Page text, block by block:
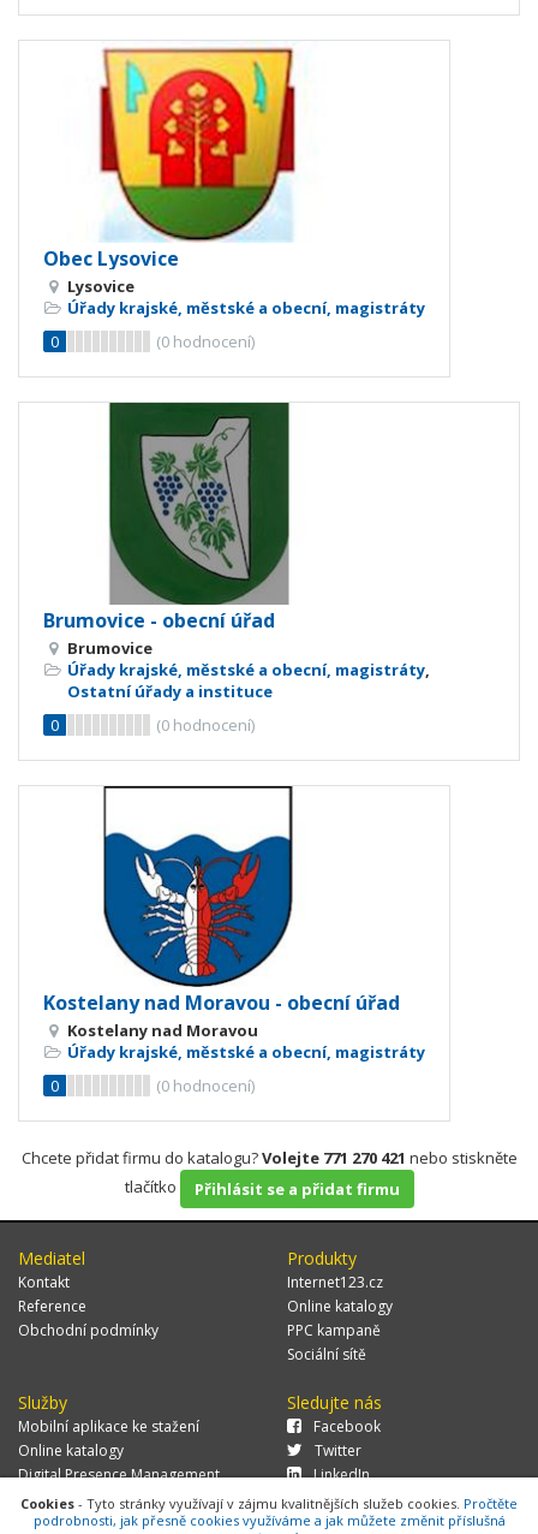
Obec Lysovice
Lysovice
Úřady krajské, městské a obecní, magistráty
0
(0 hodnocení)
Brumovice - obecní úřad
Brumovice
Úřady krajské, městské a obecní, magistráty
Ostatní úřady a instituce
0
(0 hodnocení)
Kostelany nad Moravou - obecní úřad
Kostelany nad Moravou
Úřady krajské, městské a obecní, magistráty
0
(0 hodnocení)
Chcete přidat firmu do katalogu?Volejte 771 270 421 nebo stiskněte
tlačítko
Přihlásit se a přidat firmu
Mediatel
Kontakt
Reference
Obchodní podmínky
Produkty
Internet123.cz
Online katalogy
PPC kampaně
Sociální sítě
Služby
Mobilní aplikace ke stažení
Online katalogy
Digital Presence Management
Více zákazníků
Sledujte nás
Facebook
Twitter
LinkedIn
Cookies - Tyto stránky využívají v zájmu kvalitnějších služeb cookies. Pročtěte
podrobnosti, jak přesně cookies využíváme a jak můžete změnit příslušná